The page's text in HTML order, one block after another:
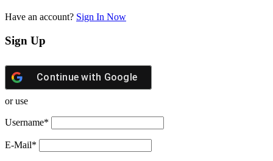
Have an account? Sign In Now
Sign Up
Continue with Google
or use
Username*
E-Mail*